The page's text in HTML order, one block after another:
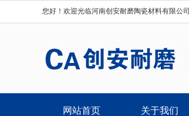
您好！欢迎光临河南创安耐磨陶瓷材料有限公司
网站首页 关于我们